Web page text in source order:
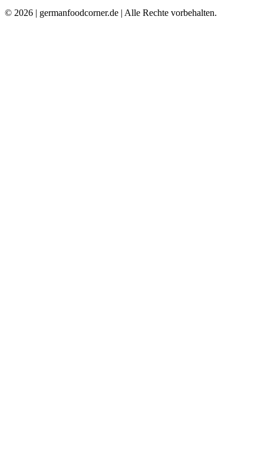
© 2026 | germanfoodcorner.de | Alle Rechte vorbehalten.